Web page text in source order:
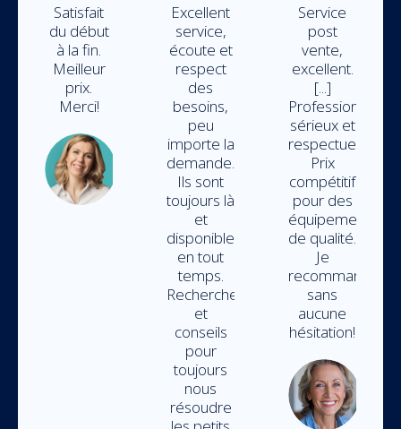
Satisfait
du début
à la fin.
Meilleur
prix.
Merci!
Marie-
Claude
Hamel
Excellent
service,
écoute et
respect
des
besoins,
peu
importe la
demande.
Ils sont
toujours là
et
disponibled
en tout
temps.
Recherche
et
conseils
pour
toujours
nous
résoudre
Service
post
vente,
excellent.
[...]
Professionnels
sérieux et
respectueux.
Prix
compétitif
pour des
équipements
de qualité.
Je
recommande
sans
aucune
hésitation!